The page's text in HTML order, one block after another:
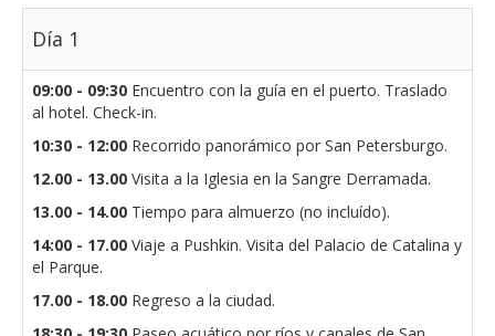
Día 1
09:00 - 09:30 Encuentro con la guía en el puerto. Traslado
al hotel. Check-in.
10:30 - 12:00 Recorrido panorámico por San Petersburgo.
12.00 - 13.00 Visita a la Iglesia en la Sangre Derramada.
13.00 - 14.00 Tiempo para almuerzo (no incluído).
14:00 - 17.00 Viaje a Pushkin. Visita del Palacio de Catalina y
el Parque.
17.00 - 18.00 Regreso a la ciudad.